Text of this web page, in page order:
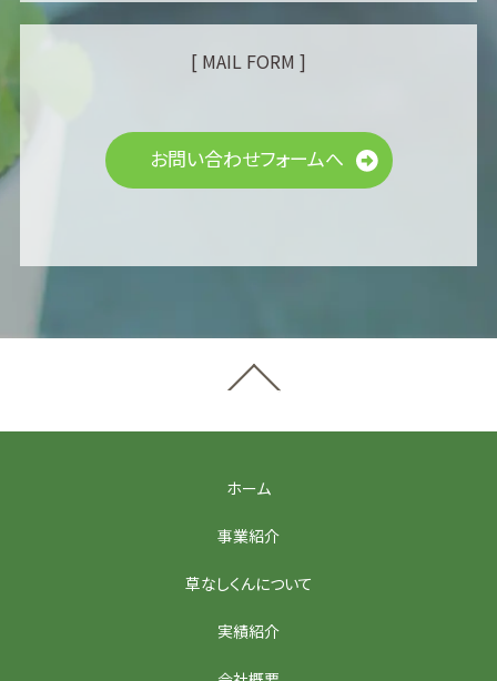
[ MAIL FORM ]
お問い合わせフォームへ
ホーム
事業紹介
草なしくんについて
実績紹介